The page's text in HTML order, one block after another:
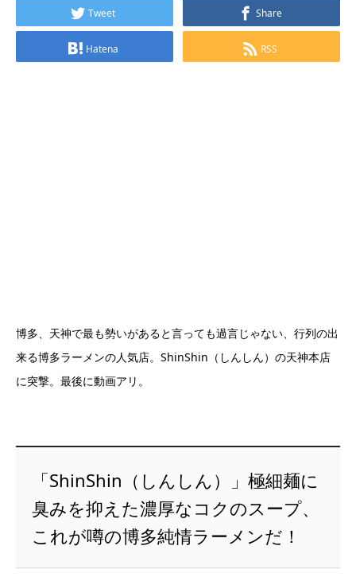
Tweet Share
Hatena RSS
博多、天神で最も勢いがあると言っても過言じゃない、行列の出
来る博多ラーメンの人気店。ShinShin（しんしん）の天神本店
に突撃。最後に動画アリ。
「ShinShin（しんしん）」極細麺に
臭みを抑えた濃厚なコクのスープ、
これが噂の博多純情ラーメンだ！